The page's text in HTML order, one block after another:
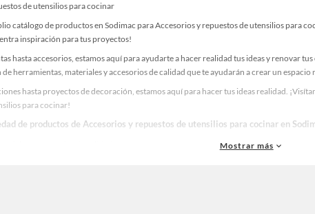
de utensilios para cocinar
catálogo de productos en Sodimac para Accesorios y repuestos de utensilios para
inspiración para tus proyectos!
hasta accesorios, estamos aquí para ayudarte a hacer realidad tus ideas y renovar
herramientas, materiales y accesorios de calidad que te ayudarán a crear un espacio
hasta proyectos de decoración, estamos aquí para hacer tus ideas realidad.
para cocinar!
de productos de Accesorios y repuestos de utensilios para cocinar en
y accesorios de calidad para tus proyectos y renovación de espacios.
Mostrar más